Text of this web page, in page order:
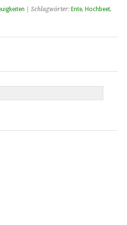
| Schlagwörter: Ente, Hochbeet,